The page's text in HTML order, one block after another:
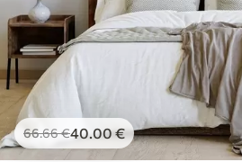
66.66€40.00€